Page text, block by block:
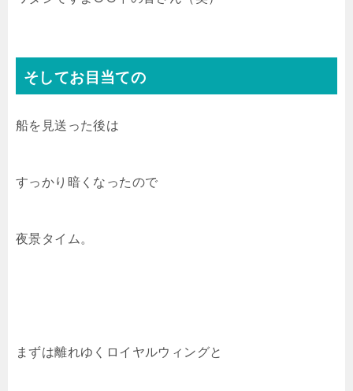
そしてお目当ての
船を見送った後は
すっかり暗くなったので
夜景タイム。
まずは離れゆくロイヤルウィングと